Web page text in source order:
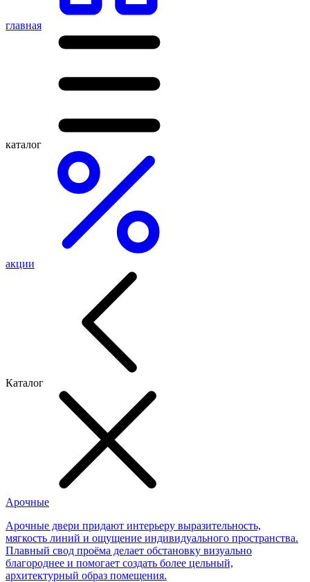
главная
каталог
акции
Каталог
Арочные
Арочные двери придают интерьеру выразительность,
мягкость линий и ощущение индивидуального пространства.
Плавный свод проёма делает обстановку визуально
благороднее и помогает создать более цельный,
архитектурный образ помещения.